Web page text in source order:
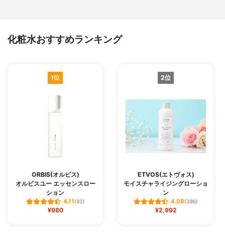
化粧水おすすめランキング
1位
ORBIS(オルビス)
オルビスユー エッセンスロー
ション
4.11(93)
¥980
2位
ETVOS(エトヴォス)
モイスチャライジングローショ
ン
4.08(386)
¥2,992